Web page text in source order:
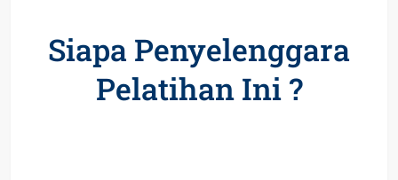
Siapa Penyelenggara
Pelatihan Ini ?